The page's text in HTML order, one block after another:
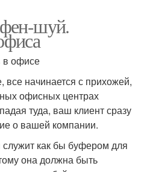
шуй.
в офисе
все начинается с прихожей,
офисных центрах
туда, ваш клиент сразу
о вашей компании.
как бы буфером для
она должна быть